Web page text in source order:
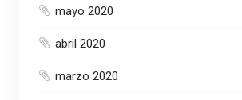
mayo 2020
abril 2020
marzo 2020